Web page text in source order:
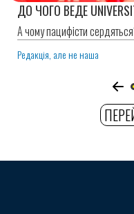
ДО ЧОГО ВЕДЕ
А чому пацифісти
Редакція, але не наша